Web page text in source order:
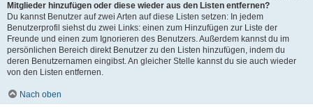
Mitglieder hinzufügen oder diese wieder aus den Listen entfernen?
Du kannst Benutzer auf zwei Arten auf diese Listen setzen: In jedem
Benutzerprofil siehst du zwei Links: einen zum Hinzufügen zur Liste der
Freunde und einen zum Ignorieren des Benutzers. Außerdem kannst du im
persönlichen Bereich direkt Benutzer zu den Listen hinzufügen, indem du
deren Benutzernamen eingibst. An gleicher Stelle kannst du sie auch wieder
von den Listen entfernen.
Nach oben